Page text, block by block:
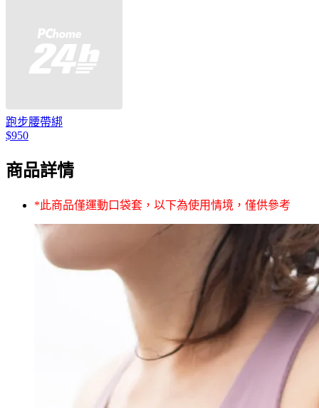
跑步腰帶綁
$950
商品詳情
*此商品僅運動口袋套，以下為使用情境，僅供參考